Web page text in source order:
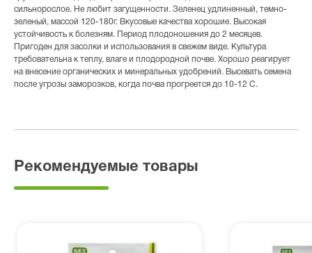
сильнорослое. Не любит загущенности. Зеленец удлиненный, темно-
зеленый, массой 120-180г. Вкусовые качества хорошие. Высокая
устойчивость к болезням. Период плодоношения до 2 месяцев.
Пригоден для засолки и использования в свежем виде. Культура
требовательна к теплу, влаге и плодородной почве. Хорошо реагирует
на внесение органических и минеральных удобрений. Высевать семена
после угрозы заморозков, когда почва прогреется до 10-12 С.
Рекомендуемые товары